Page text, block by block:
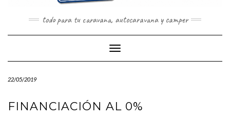
todo para tu caravana, autocaravana y camper
Cambiar modo de navegación
22/05/2019
FINANCIACIÓN AL 0%